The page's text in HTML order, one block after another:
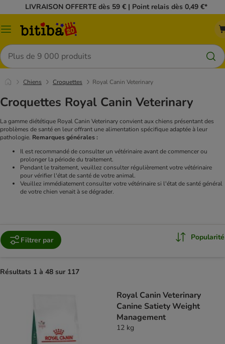
LIVRAISON OFFERTE dès 59 € | Point relais dès 0,49 €*
Menu
Rechercher
Chiens Croquettes Royal Canin Veterinary
Croquettes Royal Canin Veterinary
La gamme diététique Royal Canin Veterinary convient aux chiens présentant des
problèmes de santé en leur offrant une alimentation spécifique adaptée à leur
pathologie. Remarques générales :
Il est recommandé de consulter un vétérinaire avant de commencer ou
prolonger la période du traitement.
Pendant le traitement, veuillez consulter régulièrement votre vétérinaire
pour vérifier l'état de santé de votre animal.
Veuillez immédiatement consulter votre vétérinaire si l'état de santé général
de votre chien venait à se dégrader.
Filtrer par Popularité
Résultats 1 à 48 sur 117
Royal Canin Veterinary
Canine Satiety Weight
Management
12 kg